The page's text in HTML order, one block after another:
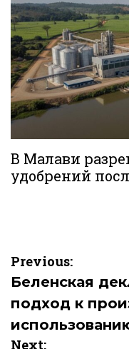
В Малави
удобрений
Навигация
по
записям
Previous:
Беленская
подход к
Next: